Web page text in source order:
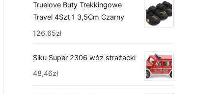
Truelove Buty Trekkingowe
Travel 4Szt 1 3,5Cm Czarny
126,65zł
Siku Super 2306 wóz strażacki
48,46zł